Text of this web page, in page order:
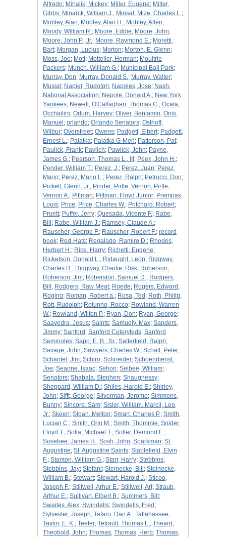
Alfredo; Mihalik, Mickey; Miller, Eugene; Miller,
Gibbs; Minarck, William J.; Minsal ; Mize, Charles L.;
Mobley, Alan; Mobley, Alan H.; Mobley, Allen;
Moody, William R.; Moore, Eddie; Moore, John;
Moore, John P., Jr.; Moore, Raymond E.; Moretti,
Bart; Morgan, Lucius; Morton; Morton, E. Glenn;
Moss, Joe; Mott; Mottelier, Herman; Moultrie
Packers; Munch, William G.; Municipal Ball Park;
Murray, Don; Murray, Donald S.; Murray, Walter;
Musial ; Napier, Rudolph; Napoles, Jose; Nash;
National Association; Nepote, Donald A.; New York
Yankees; Newell ; O'Callaghan, Thomas C.; Ocala;
Occhailini; Odum, Harvey; Oliver, Benjamin; Onis,
Manuel ; orlando; Orlando Senators; Osthoff,
Wilbur; Overstreet; Owens; Padgett, Elbert; Padgett,
Ernest L.; Palatka; Palatka G-Men; Patterson, Pat;
Paulick, Frank; Pavlich; Pawlick, John; Payne,
James G.; Pearson, Thomas L., III ; Peek, John H.;
Pender, William T.; Perez, J.; Perez, Juan; Perez,
Mario; Perez, Mario L.; Perez, Ralph; Petrucci, Don;
Pickett, Glenn, Jr.; Pinder; Pirtle, Vernon; Pirtle,
Vernon A.; Pittman; Pittman, Floyd Junior; Prempas,
Louis; Price; Price, Charles W.; Pritchard, Robert;
Pruett; Puffer, Jerry; Quesada, Vicente F.; Rabe,
Bill ; Rabe, William J.; Ramsey, Claude A.;
Rauscher, George F.; Rauscher, Robert F.; record
book; Red-Hats; Regalado, Ramiro D.; Rhodes,
Herbert H.; Rice, Harry; Richetti, Eugene;
Ricketson, Donald L.; Ridaught, Leon; Ridgway,
Charles R.; Ridgway, Charlie; Risk; Roberson;
Roberson, Jim; Roberston, Samuel D.; Rodgers,
Bill ; Rodgers, Raw Meat; Roede; Rogers, Edward ;
Rogino; Roman, Robert a.; Rosa, Ted ; Roth, Philip;
Rott, Rudolph; Rotunno, Rocco; Rowland, Warren
W.; Rowland, Wilton P.; Ryan, Don; Ryan, George;
Saavedra, Jesus; Saints; Samuely, Max; Sanders,
Jimmy; Sanford ; Sanford Celeryfeds; Sanford
Seminoles; Sapp, E. B., Sr.; Satterfield, Ralph;
Savage, John; Sawyers, Charles W.; Schall, Peter;
Schantel, Jim; Schiro; Schneider; Schoendienst,
Joe; Seaone, Isaac; Sehon; Selbee, William;
Senators; Shabala, Stephen; Shaugnessy;
Sheppard, William D.; Shiles, Harold E.; Shirley,
John; Sifft, George; Silverman, Jerome; Simmons,
Bunny; Sincore, Sam; Sisler, William, Marcil, Leo,
Jr.; Skeen; Sloan, Melton; Smart, Charles P.; Smith,
Lucian C.; Smith, Orin M.; Smith, Thommie; Snider,
Floyd T.; Sofia, Michael T.; Solter, Demond E.;
Sosebee, James H.; Sosh, John; Sparkman; St.
Augustine; St. Augustine Saints; Stablefield, Elvin
F.; Stanton, William G.; Starr, Harry; Stebbins;
Stebbins, Jay; Stefani; Steinecke, Bill ; Steinecke,
William B.; Stewart; Stewart, Harold J.; Sticoo,
Joseph F.; Stillwell, Arhur E.; Stillwell, Art; Straub,
Arthur E.; Sullivan, Elbert B.; Summers, Bill ;
Swailes, Alex; Swindells; Swindells, Fred ;
Sylvester, Joseph; Tafaro, Dan A.; Tallahassee;
Taylor, E. K.; Teeter; Tetrault, Thomas L.; Theard ;
Theobold, John; Thomas; Thomas, Herb; Thomas,